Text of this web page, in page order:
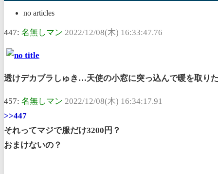
no articles
447: 名無しマン 2022/12/08(木) 16:33:47.76
透けデカブラしゅき…天使の小窓に突っ込んで暖を取り
457: 名無しマン 2022/12/08(木) 16:34:17.91
>>447
それってマジで服だけ3200円？
おまけないの？